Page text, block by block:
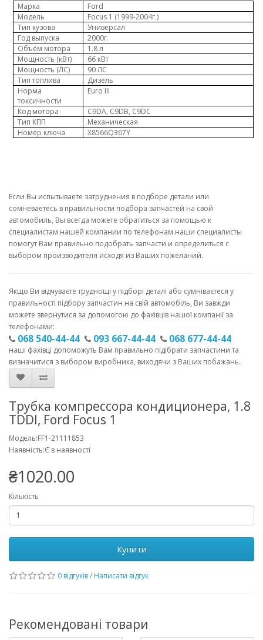
Марка
Ford
Модель
Focus 1 (1999-2004г.)
Тип кузова
Универсал
Год выпуска
2000г.
Объём мотора
1.8л
Мощность (кВт)
66 кВт
Мощность (ЛС)
90ЛС
Тип топлива
Дизель
Норма
токсичности
Euro III
Код мотора
C9DA, C9DB, C9DC
Тип КПП
Механическая
Номер ключа
X8566Q367Y
Если Вы испытываете затруднения в подборе детали или
сомневаетесь в правильности подбора запчастей на свой
автомобиль, Вы всегда можете обратиться за помощью к
специалистам нашей компании по телефонам наши специалисты
помогут Вам правильно подобрать запчасти и определиться с
выбором производителя исходя из Ваших пожеланий.
Якщо Ви відчуваєте труднощі у підборі деталі або сумніваєтеся у
правильності підбору запчастин на свій автомобіль, Ви завжди
можете звернутися за допомогою до фахівців нашої компанії за
телефонами:
068 540-44-44 093 667-44-44 068 677-44-44
наші фахівці допоможуть Вам правильно підібрати запчастини та
визначитися з вибором виробника, виходячи з Ваших побажань.
Трубка компрессора кондиционера, 1.8
TDDI, Ford Focus 1
Модель:FF1-21111853
Наявність:Є в наявності
₴1020.00
Кількість
Купити
0 відгуків/ Написати відгук
Рекомендовані товари